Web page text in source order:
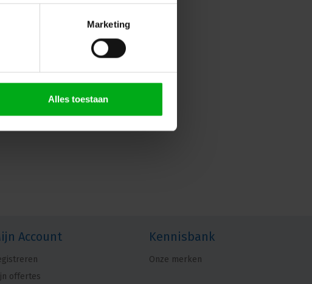
Marketing
Alles toestaan
Account
offertes
Kennisbank
Onze merken